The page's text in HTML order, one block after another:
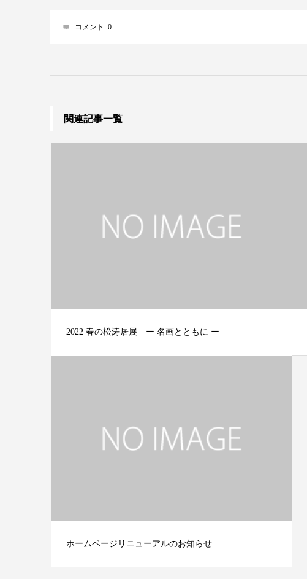
コメント: 0
関連記事一覧
2022 春の松涛居展 ー 名画とともに ー
ホームページリニューアルのお知らせ